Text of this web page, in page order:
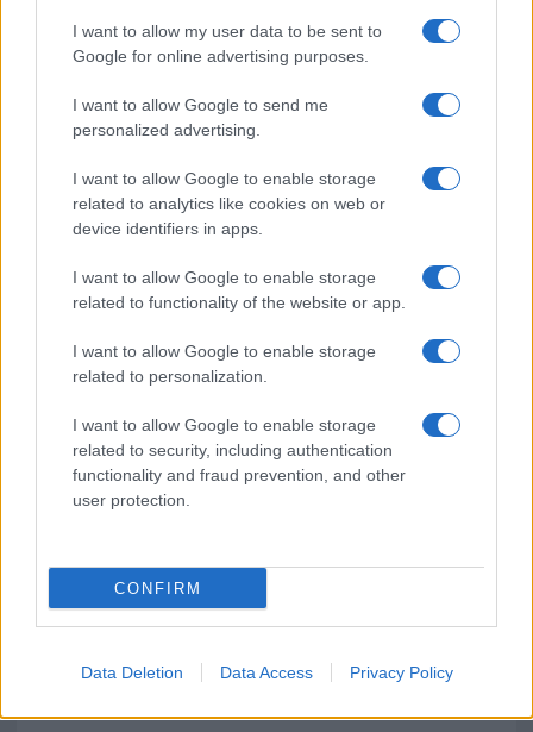
I want to allow my user data to be sent to
Google for online advertising purposes.
I want to allow Google to send me
personalized advertising.
I want to allow Google to enable storage
related to analytics like cookies on web or
device identifiers in apps.
I want to allow Google to enable storage
related to functionality of the website or app.
I want to allow Google to enable storage
related to personalization.
I want to allow Google to enable storage
related to security, including authentication
functionality and fraud prevention, and other
user protection.
CONFIRM
Data Deletion Data Access Privacy Policy
Incidente Olbia, poliziotto in vacanza salva 6
persone: due bimbi tra i feriti
Red Valley Festival, musica no-stop a Olbia fino